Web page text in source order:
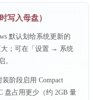
写入母盘）
默认划给系统更新的
大；可在「设置 → 系统
。
阶段启用 Compact
盘占用更少（约 2GB 量